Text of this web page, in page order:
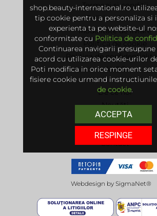
Termeni și condiții
Politica de retur
Modalitate de livrare
Politica de cookie
Politica de
ANPC
De ce noi
Noutăți
Întrebări frecvente
Promoții
Contact
Webdesign by SigmaNet®
shop.beauty-international.ro
tip cookie pentru a personaliza si
experienta ta pe website-ul
conformitate cu Politica de
Continuarea navigarii presupune
acord cu utilizarea cookie-urilor
Poti modifica in orice moment
fisiere cookie urmand
de cookie.
ACCEPTA
RESPINGE